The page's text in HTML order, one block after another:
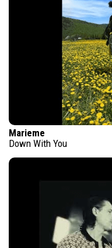
Marieme
Down With You